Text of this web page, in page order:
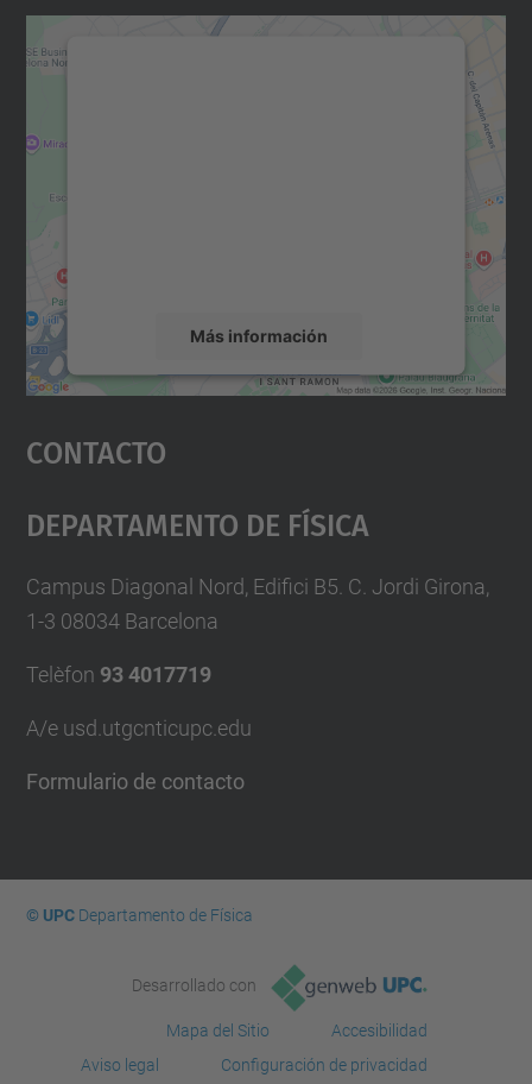
Más información
Aceptar
powered by
Contacto
Departamento De Física
Campus Diagonal Nord, Edifici B5. C. Jordi Girona,
1-3 08034 Barcelona
Telèfon 93 4017719
A/e usd.utgcnticupc.edu
Formulario de contacto
© UPCDepartamento de Física
Desarrollado con
Mapa del Sitio
Accesibilidad
Aviso legal
Configuración de privacidad